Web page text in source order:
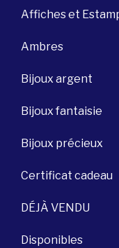
Affiches et
Ambres
Bijoux argent
Bijoux fantaisie
Bijoux précieux
Certificat cadeau
DÉJÀ VENDU
Disponibles